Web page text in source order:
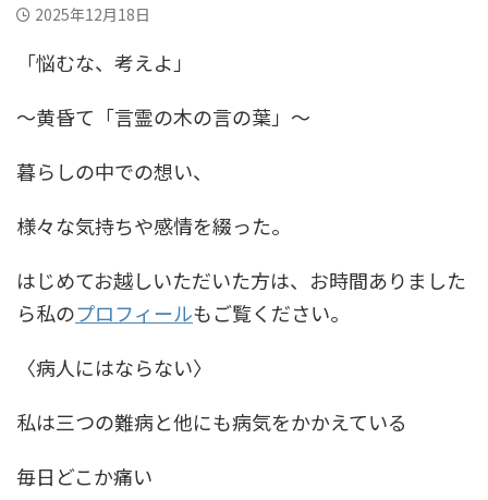
2025年12月18日
「悩むな、考えよ」
〜黄昏て「言霊の木の言の葉」〜
暮らしの中での想い、
様々な気持ちや感情を綴った。
はじめてお越しいただいた方は、お時間ありました
ら私のプロフィールもご覧ください。
〈病人にはならない〉
私は三つの難病と他にも病気をかかえている
毎日どこか痛い